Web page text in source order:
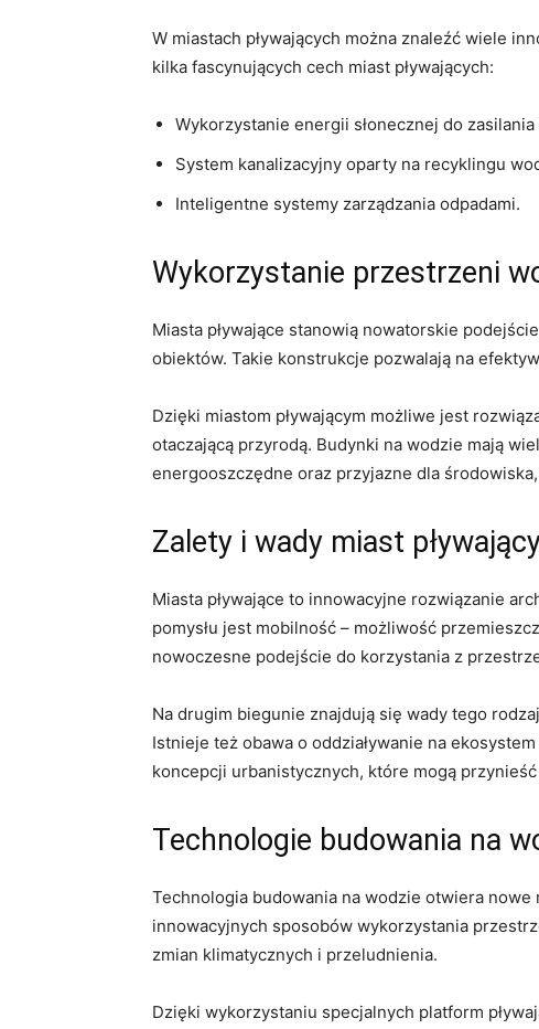
W miastach pływających można znaleźć wiele
kilka fascynujących cech miast pływających:
Wykorzystanie energii słonecznej ​do zasilania
System ‌kanalizacyjny oparty⁣ na recyklingu
Inteligentne systemy‌ zarządzania ⁢odpadami.
Wykorzystanie przestrzeni
Miasta pływające stanowią nowatorskie
obiektów. Takie⁢ konstrukcje pozwalają na
Dzięki miastom pływającym możliwe jest
otaczającą przyrodą. Budynki na wodzie mają
energooszczędne oraz przyjazne dla
Zalety i wady miast​
Miasta pływające‍ to innowacyjne rozwiązanie
pomysłu jest ‍mobilność – możliwość
nowoczesne podejście do korzystania z
Na ⁣drugim biegunie⁢ znajdują się wady tego
Istnieje też obawa o oddziaływanie na
koncepcji urbanistycznych, które​ mogą
Technologie budowania na
Technologia budowania na wodzie ​otwiera
innowacyjnych sposobów wykorzystania
zmian klimatycznych i przeludnienia.
Dzięki wykorzystaniu specjalnych platform